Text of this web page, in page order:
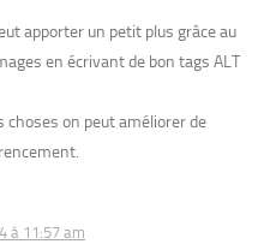
apporter un petit plus grâce au
en écrivant de bon tags ALT
choses on peut améliorer de
à 11:57 am